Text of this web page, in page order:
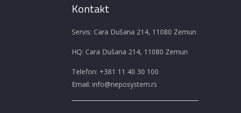
Kontakt
Servis: Cara Dušana 214, 11080 Zemun
HQ: Cara Dušana 214, 11080 Zemun
Telefon: +381 11 40 30 100
Email: info@neposystem.rs